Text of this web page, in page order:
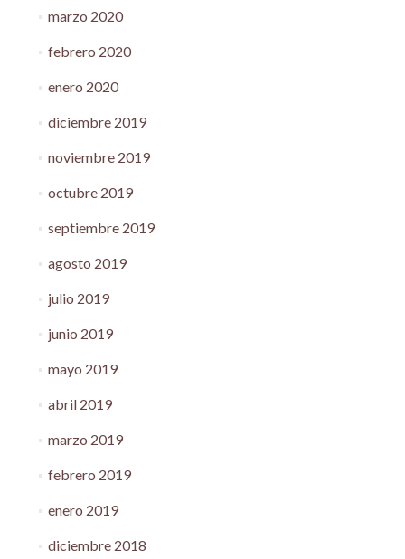
marzo 2020
febrero 2020
enero 2020
diciembre 2019
noviembre 2019
octubre 2019
septiembre 2019
agosto 2019
julio 2019
junio 2019
mayo 2019
abril 2019
marzo 2019
febrero 2019
enero 2019
diciembre 2018